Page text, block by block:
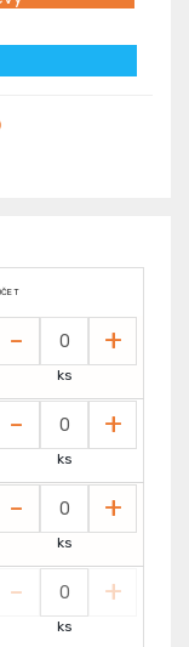
- +
ks
- +
ks
- +
ks
- +
ks